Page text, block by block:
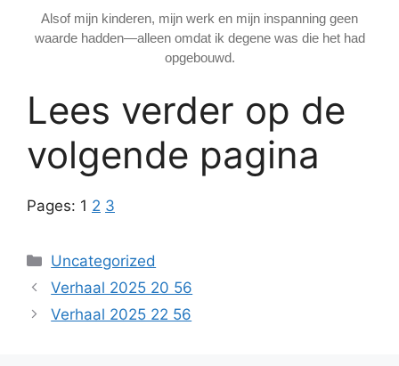
Alsof mijn kinderen, mijn werk en mijn inspanning geen
waarde hadden—alleen omdat ik degene was die het had
opgebouwd.
Lees verder op de
volgende pagina
Pages: 1 2 3
Categories
Uncategorized
Verhaal 2025 20 56
Verhaal 2025 22 56